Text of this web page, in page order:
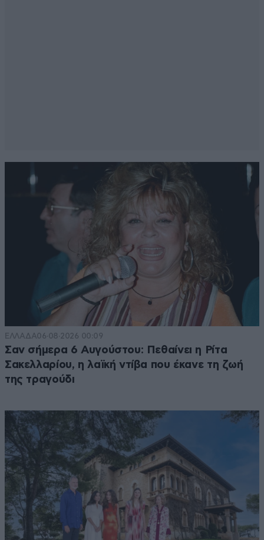
ΕΛΛΑΔΑ06·08·2026 00:09
Σαν σήμερα 6 Αυγούστου: Πεθαίνει η Ρίτα
Σακελλαρίου, η λαϊκή ντίβα που έκανε τη ζωή
της τραγούδι